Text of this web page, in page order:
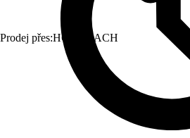
Prodej přes:HORNBACH